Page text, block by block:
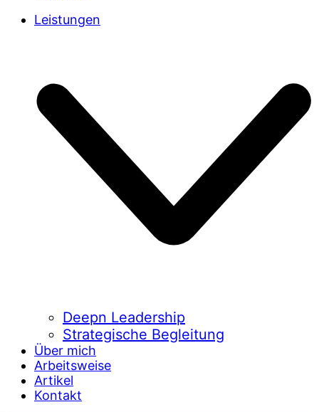
Leistungen
Deepn Leadership
Strategische Begleitung
Über mich
Arbeitsweise
Artikel
Kontakt